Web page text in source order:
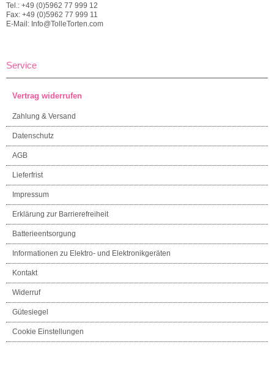
Tel.: +49 (0)5962 77 999 12
Fax: +49 (0)5962 77 999 11
E-Mail: Info@TolleTorten.com
Service
Vertrag widerrufen
Zahlung & Versand
Datenschutz
AGB
Lieferfrist
Impressum
Erklärung zur Barrierefreiheit
Batterieentsorgung
Informationen zu Elektro- und Elektronikgeräten
Kontakt
Widerruf
Gütesiegel
Cookie Einstellungen